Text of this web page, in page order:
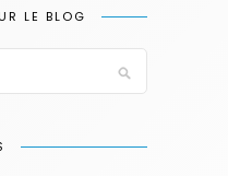
LE BLOG